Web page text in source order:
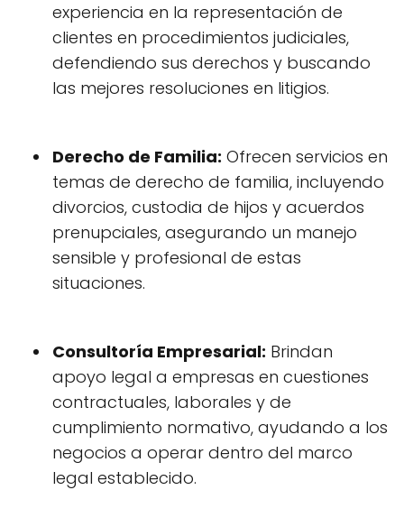
experiencia en la representación de
clientes en procedimientos judiciales,
defendiendo sus derechos y buscando
las mejores resoluciones en litigios.
Derecho de Familia: Ofrecen servicios en
temas de derecho de familia, incluyendo
divorcios, custodia de hijos y acuerdos
prenupciales, asegurando un manejo
sensible y profesional de estas
situaciones.
Consultoría Empresarial: Brindan
apoyo legal a empresas en cuestiones
contractuales, laborales y de
cumplimiento normativo, ayudando a los
negocios a operar dentro del marco
legal establecido.